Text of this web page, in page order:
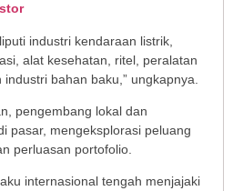
industri kendaraan listrik,
alat kesehatan, ritel, peralatan
bahan baku,” ungkapnya.
pengembang lokal dan
pasar, mengeksplorasi peluang
perluasan portofolio.
internasional tengah menjajaki